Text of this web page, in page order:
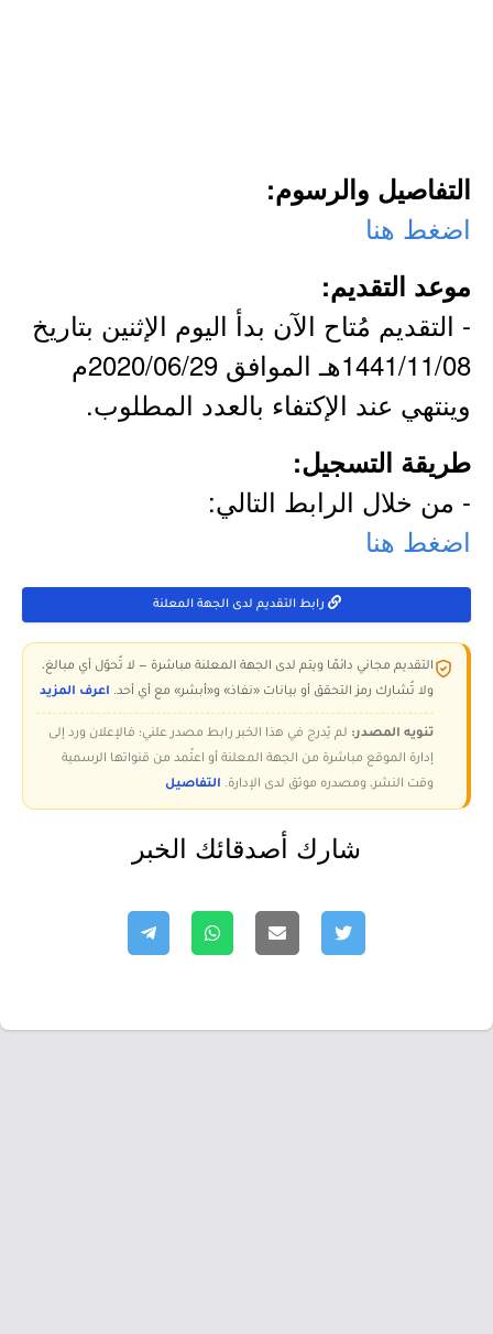
التفاصيل والرسوم:
اضغط هنا
موعد التقديم:
- التقديم مُتاح الآن بدأ اليوم الإثنين بتاريخ
1441/11/08هـ الموافق 2020/06/29م
وينتهي عند الإكتفاء بالعدد المطلوب.
طريقة التسجيل:
- من خلال الرابط التالي:
اضغط هنا
رابط التقديم لدى الجهة المعلنة
التقديم مجاني دائمًا ويتم لدى الجهة المعلنة مباشرة — لا تُحوّل أي مبالغ،
ولا تُشارك رمز التحقق أو بيانات «نفاذ» و«أبشر» مع أي أحد. اعرف المزيد
تنويه المصدر: لم يُدرج في هذا الخبر رابط مصدر علني؛ فالإعلان ورد إلى
إدارة الموقع مباشرة من الجهة المعلنة أو اعتُمد من قنواتها الرسمية
وقت النشر، ومصدره موثق لدى الإدارة. التفاصيل
شارك أصدقائك الخبر